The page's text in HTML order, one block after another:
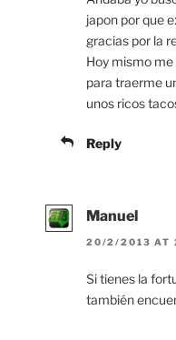
japon por que
gracias por la
Hoy mismo
para traerme
unos ricos
Reply
Manuel
20/2/2013 AT
Si tienes la
también